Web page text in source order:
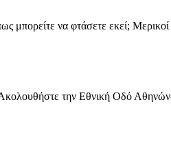
μπορείτε να φτάσετε εκεί;
την Εθνική Οδό